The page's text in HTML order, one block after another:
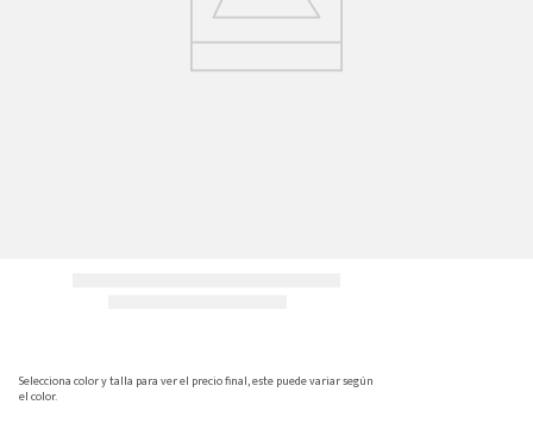
Selecciona color y talla para ver el precio final, este puede variar según
el color.